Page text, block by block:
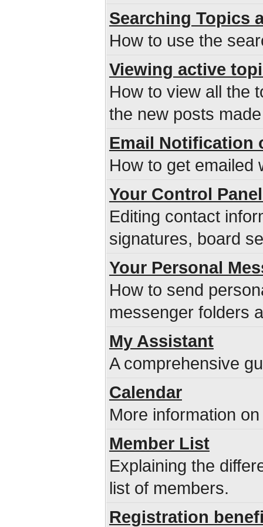
Searching Topics
How to use the
Viewing active
How to view all the
the new posts
Email Notification
How to get emailed
Your Control
Editing contact
signatures, board
Your Personal
How to send
messenger folders
My Assistant
A comprehensive
Calendar
More information
Member List
Explaining the
list of members.
Registration